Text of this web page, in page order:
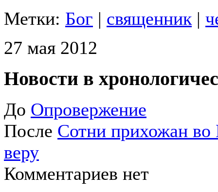
Метки: Бог | священник |
27 мая 2012
Новости в
До Опровержение
После Сотни прихожан
веру
Комментариев нет